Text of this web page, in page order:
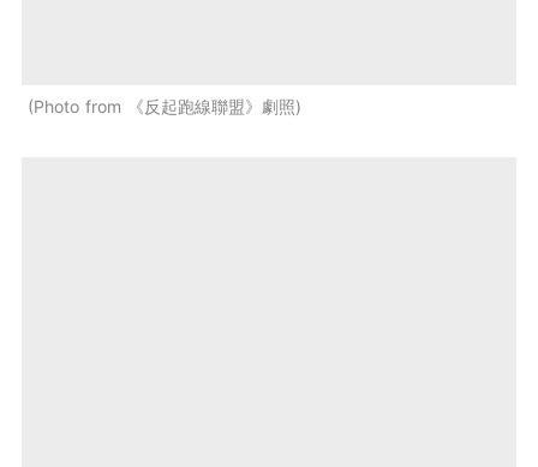
Photo from 《反起跑線聯盟》劇照